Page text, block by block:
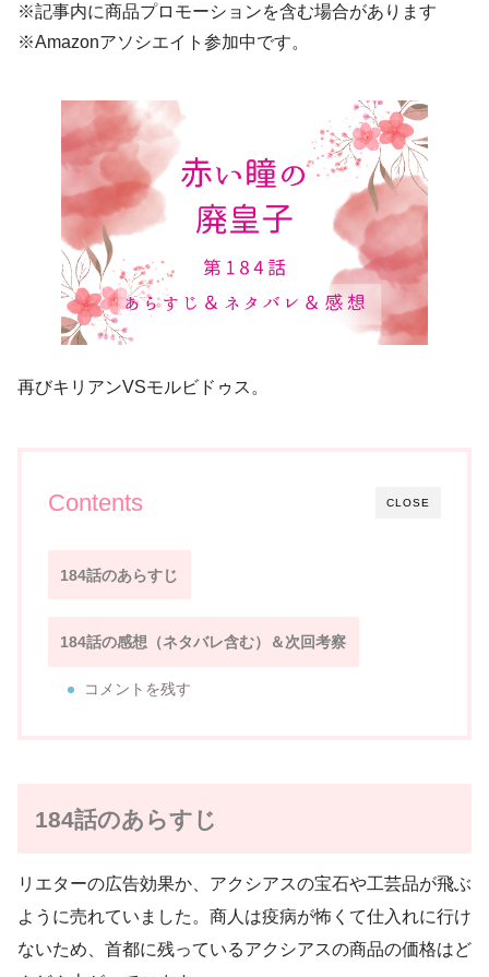
※記事内に商品プロモーションを含む場合があります
※Amazonアソシエイト参加中です。
再びキリアンVSモルビドゥス。
CLOSE
Contents
184話のあらすじ
184話の感想（ネタバレ含む）＆次回考察
コメントを残す
184話のあらすじ
リエターの広告効果か、アクシアスの宝石や工芸品が飛ぶ
ように売れていました。商人は疫病が怖くて仕入れに行け
ないため、首都に残っているアクシアスの商品の価格はど